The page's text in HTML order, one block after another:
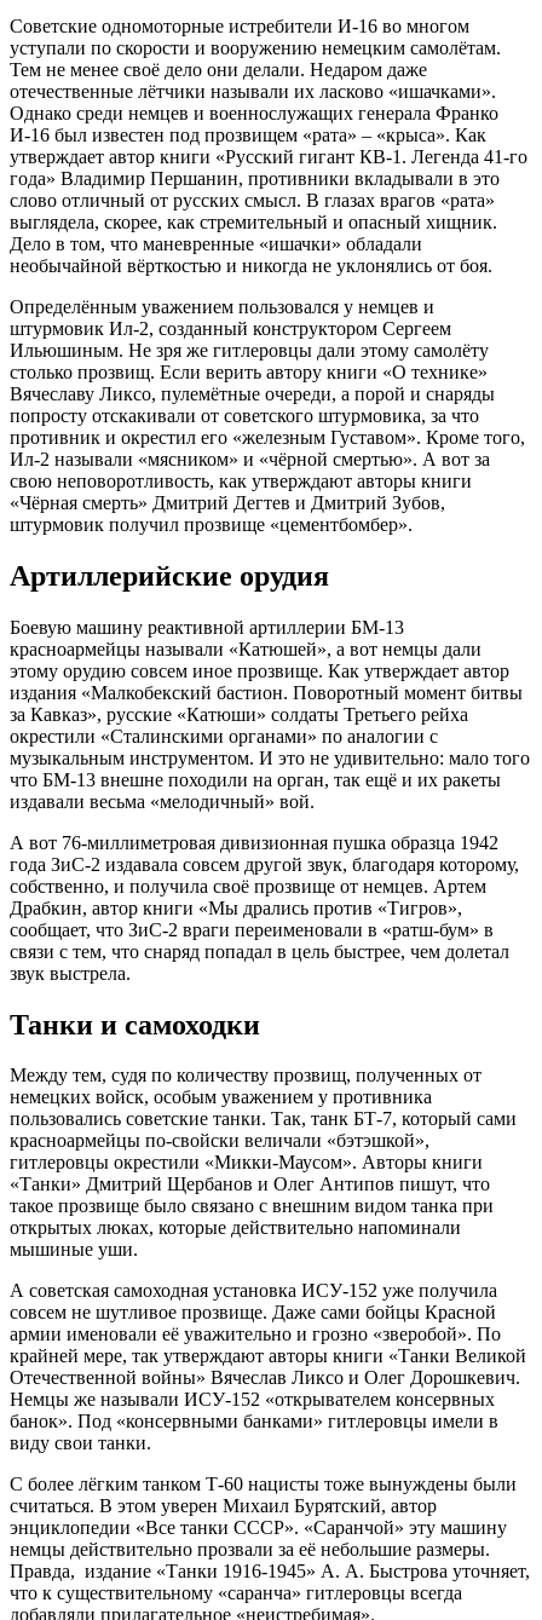
Советские одномоторные истребители И-16 во многом
уступали по скорости и вооружению немецким самолётам.
Тем не менее своё дело они делали. Недаром даже
отечественные лётчики называли их ласково «ишачками».
Однако среди немцев и военнослужащих генерала Франко
И-16 был известен под прозвищем «рата» – «крыса». Как
утверждает автор книги «Русский гигант КВ-1. Легенда 41-го
года» Владимир Першанин, противники вкладывали в это
слово отличный от русских смысл. В глазах врагов «рата»
выглядела, скорее, как стремительный и опасный хищник.
Дело в том, что маневренные «ишачки» обладали
необычайной вёрткостью и никогда не уклонялись от боя.
Определённым уважением пользовался у немцев и
штурмовик Ил-2, созданный конструктором Сергеем
Ильюшиным. Не зря же гитлеровцы дали этому самолёту
столько прозвищ. Если верить автору книги «О технике»
Вячеславу Ликсо, пулемётные очереди, а порой и снаряды
попросту отскакивали от советского штурмовика, за что
противник и окрестил его «железным Густавом». Кроме того,
Ил-2 называли «мясником» и «чёрной смертью». А вот за
свою неповоротливость, как утверждают авторы книги
«Чёрная смерть» Дмитрий Дегтев и Дмитрий Зубов,
штурмовик получил прозвище «цементбомбер».
Артиллерийские орудия
Боевую машину реактивной артиллерии БМ-13
красноармейцы называли «Катюшей», а вот немцы дали
этому орудию совсем иное прозвище. Как утверждает автор
издания «Малкобекский бастион. Поворотный момент битвы
за Кавказ», русские «Катюши» солдаты Третьего рейха
окрестили «Сталинскими органами» по аналогии с
музыкальным инструментом. И это не удивительно: мало того
что БМ-13 внешне походили на орган, так ещё и их ракеты
издавали весьма «мелодичный» вой.
А вот 76-миллиметровая дивизионная пушка образца 1942
года ЗиС-2 издавала совсем другой звук, благодаря которому,
собственно, и получила своё прозвище от немцев. Артем
Драбкин, автор книги «Мы дрались против «Тигров»,
сообщает, что ЗиС-2 враги переименовали в «ратш-бум» в
связи с тем, что снаряд попадал в цель быстрее, чем долетал
звук выстрела.
Танки и самоходки
Между тем, судя по количеству прозвищ, полученных от
немецких войск, особым уважением у противника
пользовались советские танки. Так, танк БТ-7, который сами
красноармейцы по-свойски величали «бэтэшкой»,
гитлеровцы окрестили «Микки-Маусом». Авторы книги
«Танки» Дмитрий Щербанов и Олег Антипов пишут, что
такое прозвище было связано с внешним видом танка при
открытых люках, которые действительно напоминали
мышиные уши.
А советская самоходная установка ИСУ-152 уже получила
совсем не шутливое прозвище. Даже сами бойцы Красной
армии именовали её уважительно и грозно «зверобой». По
крайней мере, так утверждают авторы книги «Танки Великой
Отечественной войны» Вячеслав Ликсо и Олег Дорошкевич.
Немцы же называли ИСУ-152 «открывателем консервных
банок». Под «консервными банками» гитлеровцы имели в
виду свои танки.
С более лёгким танком Т-60 нацисты тоже вынуждены были
считаться. В этом уверен Михаил Бурятский, автор
энциклопедии «Все танки СССР». «Саранчой» эту машину
немцы действительно прозвали за её небольшие размеры.
Правда, издание «Танки 1916-1945» А. А. Быстрова уточняет,
что к существительному «саранча» гитлеровцы всегда
добавляли прилагательное «неистребимая».